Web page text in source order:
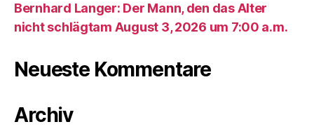
Bernhard Langer: Der Mann, den das Alter
nicht schlägtam August 3, 2026 um 7:00 a.m.
Neueste Kommentare
Archiv